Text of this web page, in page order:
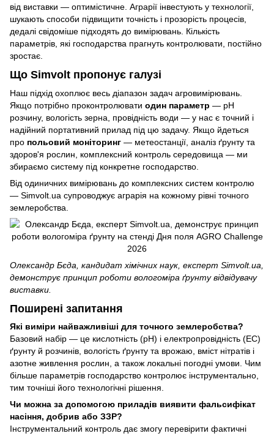
від виставки — оптимістичне. Аграрії інвестують у технології,
шукають способи підвищити точність і прозорість процесів,
дедалі свідоміше підходять до вимірювань. Кількість
параметрів, які господарства прагнуть контролювати, постійно
зростає.
Що Simvolt пропонує галузі
Наш підхід охоплює весь діапазон задач агровимірювань.
Якщо потрібно проконтролювати один параметр — pH
розчину, вологість зерна, провідність води — у нас є точний і
надійний портативний прилад під цю задачу. Якщо йдеться
про польовий моніторинг — метеостанції, аналіз ґрунту та
здоров'я рослин, комплексний контроль середовища — ми
збираємо систему під конкретне господарство.
Від одиничних вимірювань до комплексних систем контролю
— Simvolt.ua супроводжує аграрія на кожному рівні точного
землеробства.
Олександр Бєда, кандидат хімічних наук, експерт Simvolt.ua,
демонструє принцип роботи вологоміра ґрунту відвідувачу
виставки.
Поширені запитання
Які виміри найважливіші для точного землеробства?
Базовий набір — це кислотність (pH) і електропровідність (EC)
ґрунту й розчинів, вологість ґрунту та врожаю, вміст нітратів і
азотне живлення рослин, а також локальні погодні умови. Чим
більше параметрів господарство контролює інструментально,
тим точніші його технологічні рішення.
Чи можна за допомогою приладів виявити фальсифікат
насіння, добрив або ЗЗР?
Інструментальний контроль дає змогу перевірити фактичні